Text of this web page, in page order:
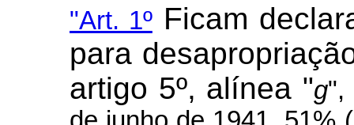
"Art. 1ºFicam
para
artigo 5º, alínea "g",